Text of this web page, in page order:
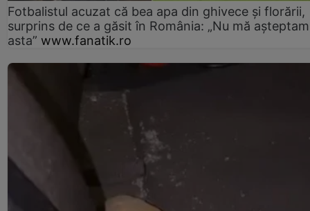
Fotbalistul acuzat că bea apa din ghivece și florării,
surprins de ce a găsit în România: „Nu mă
asta” www.fanatik.ro